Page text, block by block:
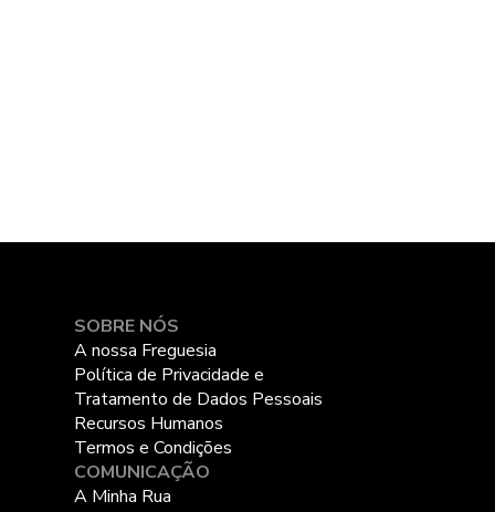
SOBRE NÓS
A nossa Freguesia
Política de Privacidade e
Tratamento de Dados Pessoais
Recursos Humanos
Termos e Condições
COMUNICAÇÃO
A Minha Rua